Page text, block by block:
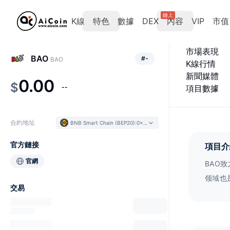
K線 特色 數據 DEX
鏈上
內容 VIP 市值
市場表現
K線行情
新聞媒體
項目數據
項目
BAO
领域也
BAO BAO #-
$0.00 --
合約地址 BNB Smart Chain (BEP20):0x1b7c...58dA59
官方鏈接
官網
交易